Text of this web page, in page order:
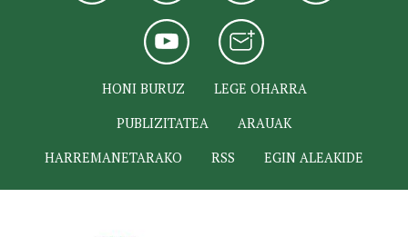
HONI BURUZ
LEGE OHARRA
PUBLIZITATEA
ARAUAK
HARREMANETARAKO
RSS EGIN ALEAKIDE